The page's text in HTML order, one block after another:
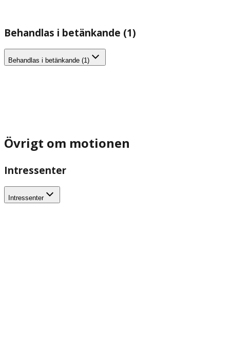
Behandlas i betänkande (1)
Behandlas i betänkande (1)
Övrigt om motionen
Intressenter
Intressenter